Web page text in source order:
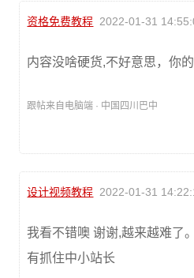
资格免费教程 2022-01-31
内容没啥硬货,不好意思，你
跟帖来自电脑端 · 中国四川巴中
设计视频教程 2022-01-31
我看不错噢 谢谢,越来越难了
有抓住中小站长